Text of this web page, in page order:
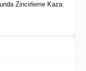
Zincirleme Kaza: